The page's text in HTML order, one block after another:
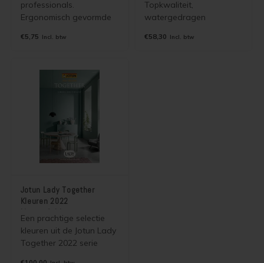
professionals.
Ergonomisch gevormde
waarmee langdurig
€5,75 Incl. btw
Topkwaliteit,
watergedragen
plafondverf voor binnen.
€58,30 Incl. btw
Jotun Lady Together
Kleuren 2022
Een prachtige selectie
kleuren uit de Jotun Lady
Together 2022 serie